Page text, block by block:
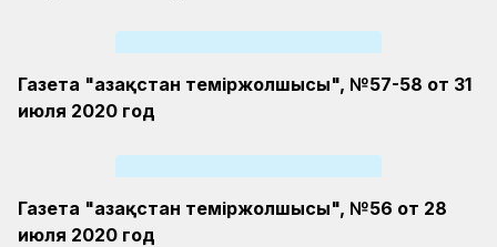
Газета "Қазақстан теміржолшысы", №57-58 от 31
июля 2020 год
Газета "Қазақстан теміржолшысы", №56 от 28
июля 2020 год